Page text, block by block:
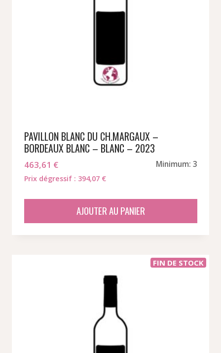
PAVILLON BLANC DU CH.MARGAUX –
BORDEAUX BLANC – BLANC – 2023
463,61 € Minimum: 3
Prix dégressif : 394,07 €
AJOUTER AU PANIER
FIN DE STOCK